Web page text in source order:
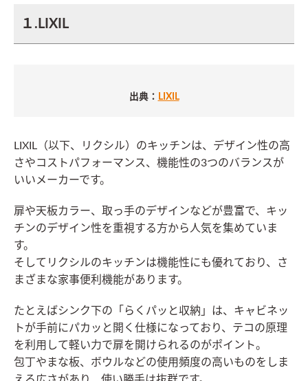
１.LIXIL
出典： LIXIL
LIXIL（以下、リクシル）のキッチンは、デザイン性の高
さやコストパフォーマンス、機能性の3つのバランスが
いいメーカーです。
扉や天板カラー、取っ手のデザインなどが豊富で、キッ
チンのデザイン性を重視する方から人気を集めていま
す。
そしてリクシルのキッチンは機能性にも優れており、さ
まざまな家事便利機能があります。
たとえばシンク下の「らくパッと収納」は、キャビネッ
トが手前にパカッと開く仕様になっており、テコの原理
を利用して軽い力で扉を開けられるのがポイント。
包丁やまな板、ボウルなどの使用頻度の高いものをしま